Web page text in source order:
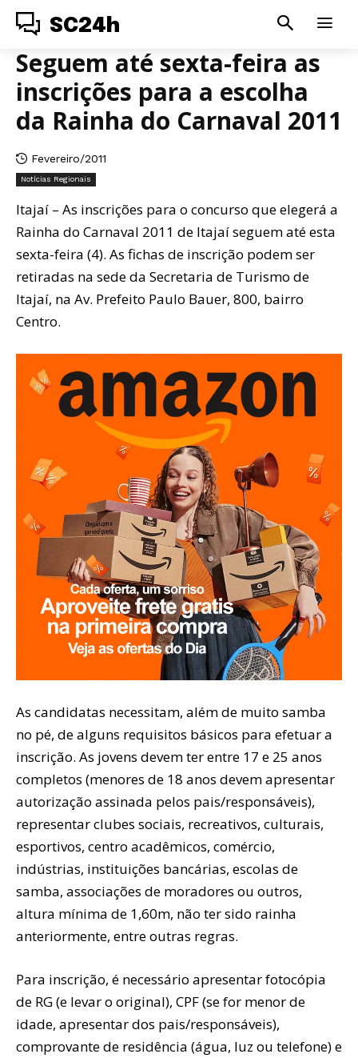
SC24h
Seguem até sexta-feira as
inscrições para a escolha
da Rainha do Carnaval 2011
Fevereiro/2011
Notícias Regionais
Itajaí – As inscrições para o concurso que elegerá a
Rainha do Carnaval 2011 de Itajaí seguem até esta
sexta-feira (4). As fichas de inscrição podem ser
retiradas na sede da Secretaria de Turismo de
Itajaí, na Av. Prefeito Paulo Bauer, 800, bairro
Centro.
As candidatas necessitam, além de muito samba
no pé, de alguns requisitos básicos para efetuar a
inscrição. As jovens devem ter entre 17 e 25 anos
completos (menores de 18 anos devem apresentar
autorização assinada pelos pais/responsáveis),
representar clubes sociais, recreativos, culturais,
esportivos, centro acadêmicos, comércio,
indústrias, instituições bancárias, escolas de
samba, associações de moradores ou outros,
altura mínima de 1,60m, não ter sido rainha
anteriormente, entre outras regras.
Para inscrição, é necessário apresentar fotocópia
de RG (e levar o original), CPF (se for menor de
idade, apresentar dos pais/responsáveis),
comprovante de residência (água, luz ou telefone) e